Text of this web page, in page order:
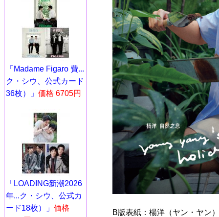
「Madame Figaro 費...
ク・シウ、公式カード
36枚）」 価格 6705円
「LOADING新潮2026
年...ク・シウ、公式カ
ード18枚）」 価格
B版表紙：楊洋（ヤン・ヤン